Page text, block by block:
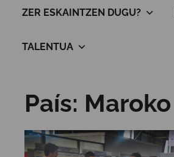
ZER ESKAINTZEN DUGU?
TALENTUA
País: Maroko